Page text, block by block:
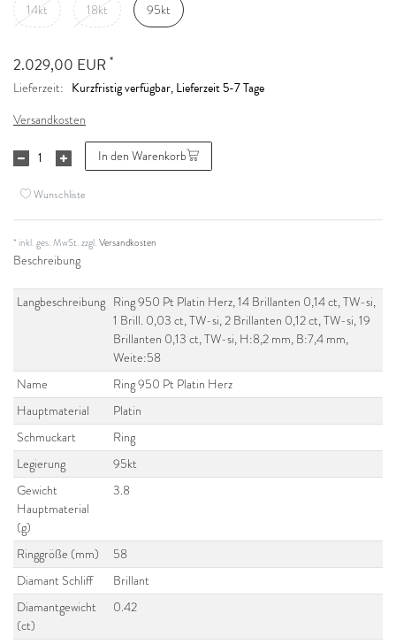
14kt 18kt 95kt
2.029,00 EUR *
Lieferzeit: Kurzfristig verfügbar, Lieferzeit 5-7 Tage
Versandkosten
In den Warenkorb
Wunschliste
* inkl. ges. MwSt. zzgl.Versandkosten
Beschreibung
Langbeschreibung Ring 950 Pt Platin Herz, 14 Brillanten 0,14 ct, TW-si,
1 Brill. 0,03 ct, TW-si, 2 Brillanten 0,12 ct, TW-si, 19
Brillanten 0,13 ct, TW-si, H:8,2 mm, B:7,4 mm,
Weite:58
Name
Ring 950 Pt Platin Herz
Hauptmaterial
Platin
Schmuckart
Ring
Legierung
95kt
Gewicht
Hauptmaterial
(g)
3.8
Ringgröße (mm)
58
Diamant Schliff
Brillant
Diamantgewicht
(ct)
0.42